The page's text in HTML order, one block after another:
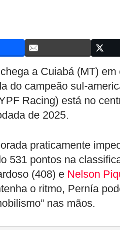
a Cuiabá (MT)
do campeão sul-
Racing) está no
de 2025.
praticamente
531 pontos na
(408) e Nelson
o ritmo, Pernía
nas mãos.